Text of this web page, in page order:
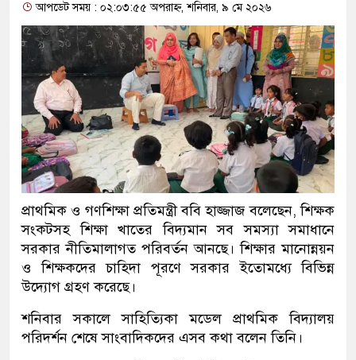
আপডেট সময় : ০২:০৩:৫৫ অপরাহ্ন, শনিবার, ৯ মে ২০২৬
প্রাথমিক ও গণশিক্ষা প্রতিমন্ত্রী ববি হাজ্জাজ বলেছেন, শিক্ষক
সংকটসহ শিক্ষা খাতের বিদ্যমান সব সমস্যা সমাধানে
সরকার নীতিমালাগত পরিবর্তন আনছে। শিক্ষার মানোন্নয়ন
ও শিক্ষকদের চাহিদা পূরণে সরকার ইতোমধ্যে বিভিন্ন
উদ্যোগ গ্রহণ করেছে।
শনিবার সকালে সাহিত্যিকা মডেল প্রাথমিক বিদ্যালয়
পরিদর্শন শেষে সাংবাদিকদের এসব কথা বলেন তিনি।